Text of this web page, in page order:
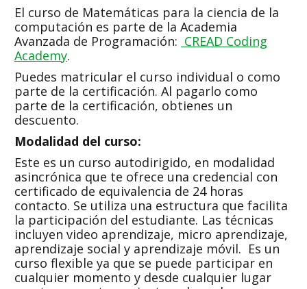
El curso de Matemáticas para la ciencia de la
computación es parte de la Academia
Avanzada de Programación: CREAD Coding
Academy.
Puedes matricular el curso individual o como
parte de la certificación. Al pagarlo como
parte de la certificación, obtienes un
descuento.
Modalidad del curso:
Este es un curso autodirigido, en modalidad
asincrónica que te ofrece una credencial con
certificado de equivalencia de 24 horas
contacto. Se utiliza una estructura que facilita
la participación del estudiante. Las técnicas
incluyen video aprendizaje, micro aprendizaje,
aprendizaje social y aprendizaje móvil. Es un
curso flexible ya que se puede participar en
cualquier momento y desde cualquier lugar